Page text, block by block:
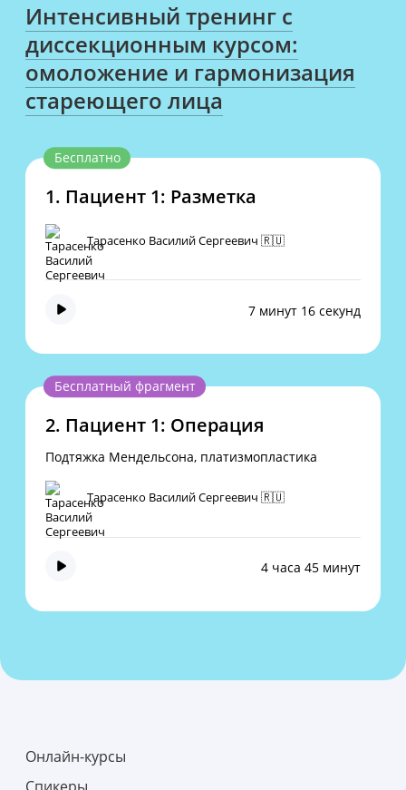
Интенсивный тренинг с
диссекционным курсом:
омоложение и гармонизация
стареющего лица
Бесплатно
1. Пациент 1: Разметка
Тарасенко Василий Сергеевич 🇷🇺
7 минут 16 секунд
Бесплатный фрагмент
2. Пациент 1: Операция
Подтяжка Мендельсона, платизмопластика
Тарасенко Василий Сергеевич 🇷🇺
4 часа 45 минут
Онлайн-курсы